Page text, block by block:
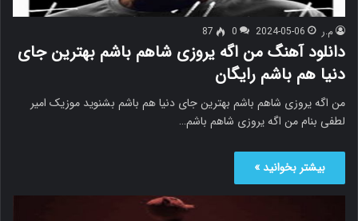
م.ر 2024-05-06
0
87
دانلود آهنگ من اگه یروزی شاهم باشم بهترین جای
دنیا هم باشم رایگان
من اگه یروزی شاهم باشم بهترین جای دنیا هم باشم بشنوید موزیک امیر
لطفی بنام من اگه یروزی شاهم باشم…
بیشتر بخوانید »